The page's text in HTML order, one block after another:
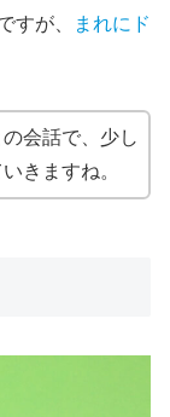
すが、
まれにド
会話で、少し
きますね。